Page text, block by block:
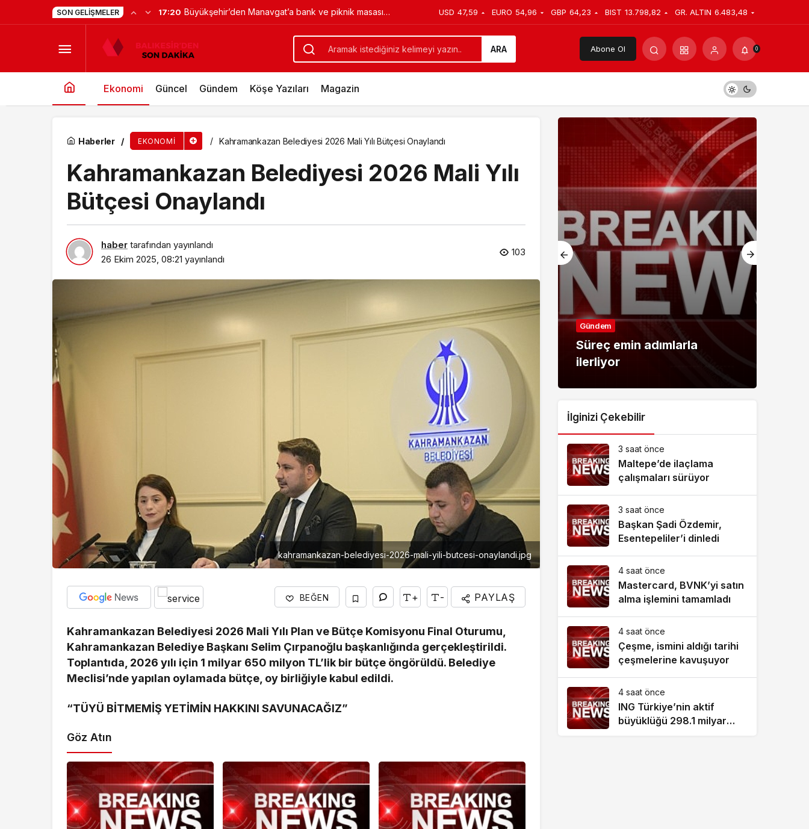
SON GELIŞMELER 17:10 Ata Yatırım Dış Ticaret Dengesi Analiz Raporunu Yayımladı USD 47,59 EURO 54,96 GBP 64,23 BIST 13.798,82 GR. ALTIN 6.483,48
ARA Abone Ol 0
Ekonomi Güncel Gündem Köşe Yazıları Magazin
Haberler EKONOMI Kahramankazan Belediyesi 2026 Mali Yılı Bütçesi Onaylandı
Kahramankazan Belediyesi 2026 Mali Yılı
Bütçesi Onaylandı
haber tarafından yayınlandı
26 Ekim 2025, 08:21 yayınlandı
103
kahramankazan-belediyesi-2026-mali-yili-butcesi-onaylandi.jpg
BEĞEN + - PAYLAŞ
Kahramankazan Belediyesi 2026 Mali Yılı Plan ve Bütçe Komisyonu Final Oturumu,
Kahramankazan Belediye Başkanı Selim Çırpanoğlu başkanlığında gerçekleştirildi.
Toplantıda, 2026 yılı için 1 milyar 650 milyon TL’lik bir bütçe öngörüldü. Belediye
Meclisi’nde yapılan oylamada bütçe, oy birliğiyle kabul edildi.
“TÜYÜ BİTMEMİŞ YETİMİN HAKKINI SAVUNACAĞIZ”
Göz Atın
Gloria Hotels & Resorts,
Ödüllü bar Panda & Sons ile
unutulmaz bir Miksoloji
Gecesine İmza Attı
Gündem
Baraçlı’dan Gölcük’teki
projelere yakın takip
Gündem
Süreç emin adımlarla
ilerliyor
İlginizi Çekebilir
3 saat önce
Maltepe’de ilaçlama
çalışmaları sürüyor
3 saat önce
Başkan Şadi Özdemir,
Esentepeliler’i dinledi
4 saat önce
Mastercard, BVNK’yi satın
alma işlemini tamamladı
4 saat önce
Çeşme, ismini aldığı tarihi
çeşmelerine kavuşuyor
4 saat önce
ING Türkiye’nin aktif
büyüklüğü 298.1 milyar
Türkiye 168 ülkeye makarna ihraç ediyor